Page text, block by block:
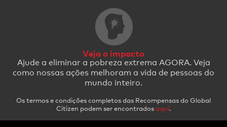
Veja o impacto
Ajude a eliminar a pobreza extrema AGORA. Veja
como nossas ações melhoram a vida de pessoas do
mundo inteiro.
Os termos e condições completos das Recompensas do Global
Citizen podem ser encontradosaqui.